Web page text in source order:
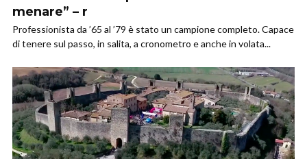
menare” – r
Professionista da ’65 al ’79 è stato un campione completo. Capace
di tenere sul passo, in salita, a cronometro e anche in volata...